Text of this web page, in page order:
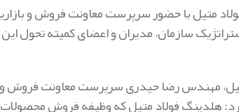
متیل با حضور سرپرست معاونت فروش و
مهندس رضا حیدری سرپرست معاونت فروش و